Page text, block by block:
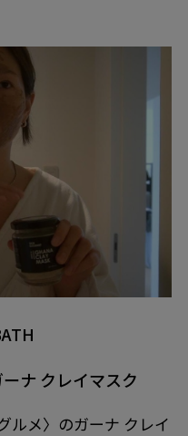
ーナ クレイマスク
ルメ〉のガーナ クレイ